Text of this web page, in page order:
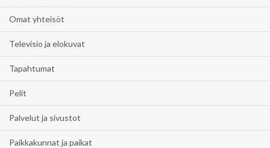
Omat yhteisöt
Televisio ja elokuvat
Tapahtumat
Pelit
Palvelut ja sivustot
Paikkakunnat ja paikat